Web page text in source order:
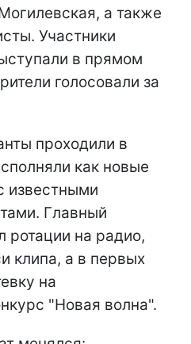
а также
Участники
в прямом
голосовали за
проходили в
как новые
известными
Главный
ротации на радио,
клипа, а в первых
на
"Новая волна".